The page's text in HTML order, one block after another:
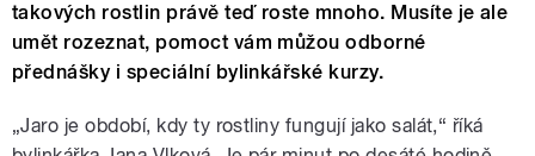
takových rostlin právě teď roste mnoho. Musíte je ale
umět rozeznat, pomoct vám můžou odborné
přednášky i speciální bylinkářské kurzy.
„Jaro je období, kdy ty rostliny fungují jako salát,“ říká